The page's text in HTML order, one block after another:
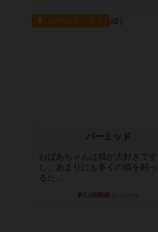
ルール/インスト
パーミッド
おばあちゃんは猫が大好きで
し、あまりにも多くの猫を飼
るた...
約11時間前